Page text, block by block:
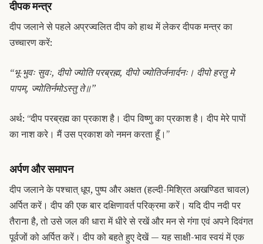
दीपक मन्त्र
दीप जलाने से पहले अप्रज्वलित दीप को हाथ में लेकर दीपक मन्त्र का
उच्चारण करें:
“भू-भुवः सुवः, दीपो ज्योति परब्रह्म, दीपो ज्योतिर्जनार्दनः। दीपो हरतु मे
पापम्, ज्योतिर्नमोऽस्तु ते॥”
अर्थ: “दीप परब्रह्म का प्रकाश है। दीप विष्णु का प्रकाश है। दीप मेरे पापों
का नाश करे। मैं उस प्रकाश को नमन करता हूँ।”
अर्पण और समापन
दीप जलाने के पश्चात् धूप, पुष्प और अक्षत (हल्दी-मिश्रित अखण्डित चावल)
अर्पित करें। दीप की एक बार दक्षिणावर्त परिक्रमा करें। यदि दीप नदी पर
तैराना है, तो उसे जल की धारा में धीरे से रखें और मन से गंगा एवं अपने दिवंगत
पूर्वजों को अर्पित करें। दीप को बहते हुए देखें — यह साक्षी-भाव स्वयं में एक